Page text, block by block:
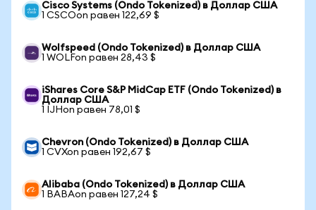
Cisco Systems (Ondo Tokenized) в Доллар США
1 CSCOon равен 122,69 $
Wolfspeed (Ondo Tokenized) в Доллар США
1 WOLFon равен 28,43 $
iShares Core S&P MidCap ETF (Ondo Tokenized) в
Доллар США
1 IJHon равен 78,01 $
Chevron (Ondo Tokenized) в Доллар США
1 CVXon равен 192,67 $
Alibaba (Ondo Tokenized) в Доллар США
1 BABAon равен 127,24 $